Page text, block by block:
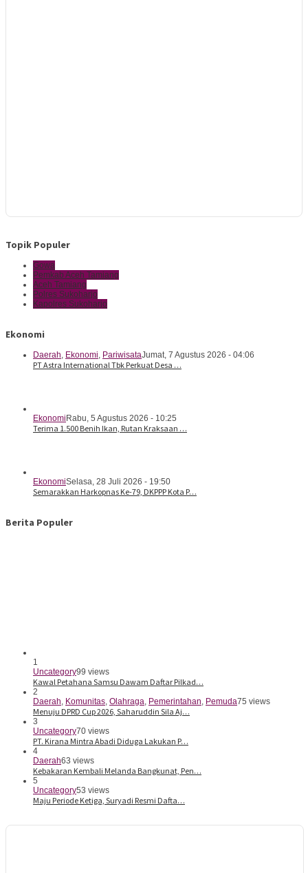
Topik Populer
Gowa
Pemkab Aceh Tamiang
Aceh Tamiang
Polres Sukoharjo
Kapolres Sukoharjo
Ekonomi
Daerah, Ekonomi, PariwisataJumat, 7 Agustus 2026 - 04:06
PT Astra International Tbk Perkuat Desa …
Ekonomi Rabu, 5 Agustus 2026 - 10:25
Terima 1.500 Benih Ikan, Rutan Kraksaan …
EkonomiSelasa, 28 Juli 2026 - 19:50
Semarakkan Harkopnas Ke-79, DKPPP Kota P…
Berita Populer
1
Uncategory99 views
Kawal Petahana Samsu Dawam Daftar Pilkad…
2
Daerah, Komunitas, Olahraga, Pemerintahan, Pemuda75 views
Menuju DPRD Cup 2026, Saharuddin Sila Aj…
3
Uncategory70 views
PT. Kirana Mintra Abadi Diduga Lakukan P…
4
Daerah63 views
Kebakaran Kembali Melanda Bangkunat, Pen…
5
Uncategory53 views
Maju Periode Ketiga, Suryadi Resmi Dafta…